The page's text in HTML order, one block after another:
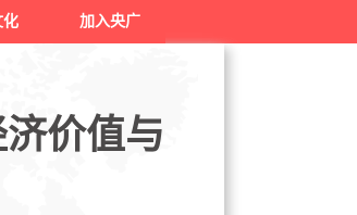
化 加入央广
价值与